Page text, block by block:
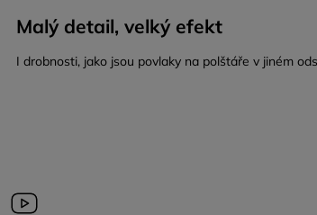
Malý detail, velký efekt
I drobnosti, jako jsou povlaky na polštáře v jiném
Instagram